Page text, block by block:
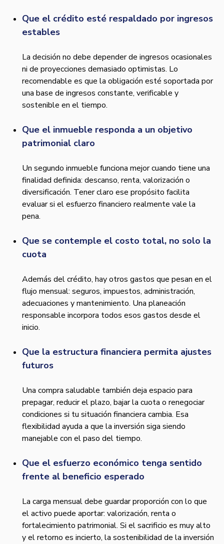
Que el crédito esté respaldado por ingresos
estables
La decisión no debe depender de ingresos ocasionales
ni de proyecciones demasiado optimistas. Lo
recomendable es que la obligación esté soportada por
una base de ingresos constante, verificable y
sostenible en el tiempo.
Que el inmueble responda a un objetivo
patrimonial claro
Un segundo inmueble funciona mejor cuando tiene una
finalidad definida: descanso, renta, valorización o
diversificación. Tener claro ese propósito facilita
evaluar si el esfuerzo financiero realmente vale la
pena.
Que se contemple el costo total, no solo la
cuota
Además del crédito, hay otros gastos que pesan en el
flujo mensual: seguros, impuestos, administración,
adecuaciones y mantenimiento. Una planeación
responsable incorpora todos esos gastos desde el
inicio.
Que la estructura financiera permita ajustes
futuros
Una compra saludable también deja espacio para
prepagar, reducir el plazo, bajar la cuota o renegociar
condiciones si tu situación financiera cambia. Esa
flexibilidad ayuda a que la inversión siga siendo
manejable con el paso del tiempo.
Que el esfuerzo económico tenga sentido
frente al beneficio esperado
La carga mensual debe guardar proporción con lo que
el activo puede aportar: valorización, renta o
fortalecimiento patrimonial. Si el sacrificio es muy alto
y el retorno es incierto, la sostenibilidad de la inversión